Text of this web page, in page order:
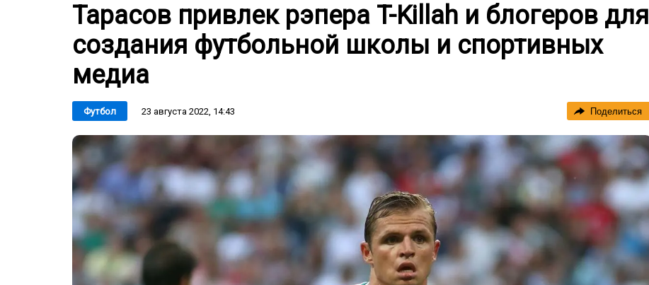
Тарасов привлек рэпера T-Killah и блогеров для
создания футбольной школы и спортивных
медиа
Футбол 23 августа 2022, 14:43 Поделиться